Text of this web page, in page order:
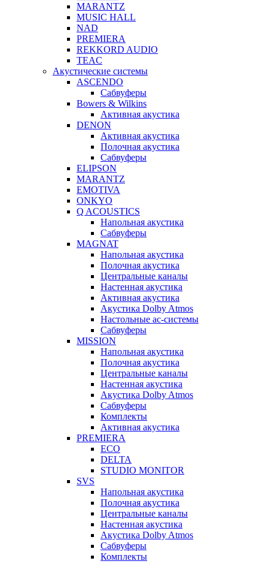
MARANTZ
MUSIC HALL
NAD
PREMIERA
REKKORD AUDIO
TEAC
Акустические системы
ASCENDO
Сабвуферы
Bowers & Wilkins
Активная акустика
DENON
Активная акустика
Полочная акустика
Сабвуферы
ELIPSON
MARANTZ
EMOTIVA
ONKYO
Q ACOUSTICS
Напольная акустика
Сабвуферы
MAGNAT
Напольная акустика
Полочная акустика
Центральные каналы
Настенная акустика
Активная акустика
Акустика Dolby Atmos
Настольные ас-системы
Сабвуферы
MISSION
Напольная акустика
Полочная акустика
Центральные каналы
Настенная акустика
Акустика Dolby Atmos
Сабвуферы
Комплекты
Активная акустика
PREMIERA
ECO
DELTA
STUDIO MONITOR
SVS
Напольная акустика
Полочная акустика
Центральные каналы
Настенная акустика
Акустика Dolby Atmos
Сабвуферы
Комплекты